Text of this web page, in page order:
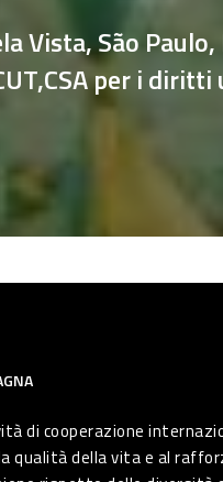
Vista, São Paulo,
per i
di cooperazione
qualità della vita e al